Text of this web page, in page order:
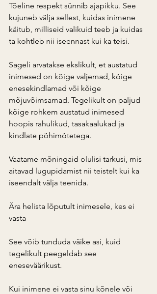
Tõeline respekt sünnib ajapikku. See
kujuneb välja sellest, kuidas inimene
käitub, milliseid valikuid teeb ja kuidas
ta kohtleb nii iseennast kui ka teisi.
Sageli arvatakse ekslikult, et austatud
inimesed on kõige valjemad, kõige
enesekindlamad või kõige
mõjuvõimsamad. Tegelikult on paljud
kõige rohkem austatud inimesed
hoopis rahulikud, tasakaalukad ja
kindlate põhimõtetega.
Vaatame mõningaid olulisi tarkusi, mis
aitavad lugupidamist nii teistelt kui ka
iseendalt välja teenida.
Ära helista lõputult inimesele, kes ei
vasta
See võib tunduda väike asi, kuid
tegelikult peegeldab see
eneseväärikust.
Kui inimene ei vasta sinu kõnele või